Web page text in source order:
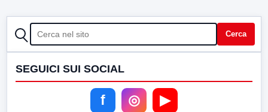
CERCA Cerca
SEGUICI SUI SOCIAL
f ◎ ▶